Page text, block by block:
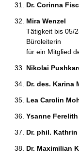
Dr. Corinna
Mira Wenzel
Tätigkeit bis 05/
Büroleiterin
für ein Mitglied
Nikolai
Dr. des. Karina
Lea Carolin
Ysanne
Dr. phil.
Dr. Maximilian